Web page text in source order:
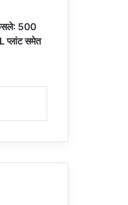
500
प्लांट समेत